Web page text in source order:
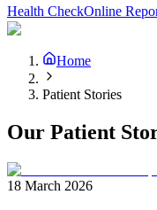
Health CheckOnline
Home
Patient Stories
Our Patient
18 March 2026